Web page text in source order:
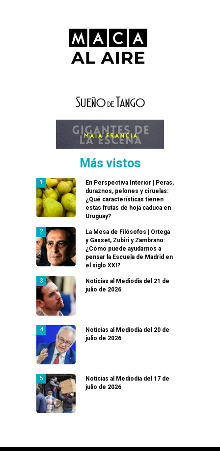
Más vistos
En Perspectiva Interior | Peras,
duraznos, pelones y ciruelas:
¿Qué características tienen
estas frutas de hoja caduca en
Uruguay?
La Mesa de Filósofos | Ortega
y Gasset, Zubiri y Zambrano:
¿Cómo puede ayudarnos a
pensar la Escuela de Madrid en
el siglo XXI?
Noticias al Mediodía del 21 de
julio de 2026
Noticias al Mediodía del 20 de
julio de 2026
Noticias al Mediodía del 17 de
julio de 2026